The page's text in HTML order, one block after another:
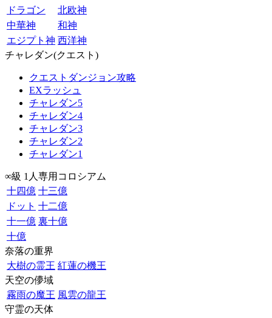
ドラゴン
北欧神
中華神
和神
エジプト神 西洋神
チャレダン(クエスト)
クエストダンジョン攻略
EXラッシュ
チャレダン5
チャレダン4
チャレダン3
チャレダン2
チャレダン1
∞級 1人専用コロシアム
十四億 十三億
ドット 十二億
十一億 裏十億
十億
奈落の重界
大樹の霊王 紅蓮の機王
天空の儚域
霧雨の魔王 風雲の龍王
守霊の天体